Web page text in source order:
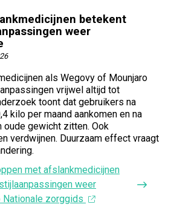
betekent
weer
als Wegovy of Mounjaro
vrijwel altijd tot
toont dat gebruikers na
kilo per maand aankomen en na
oude gewicht zitten. Ook
verdwijnen. Duurzaam effect vraagt
met afslankmedicijnen
weer
zorggids